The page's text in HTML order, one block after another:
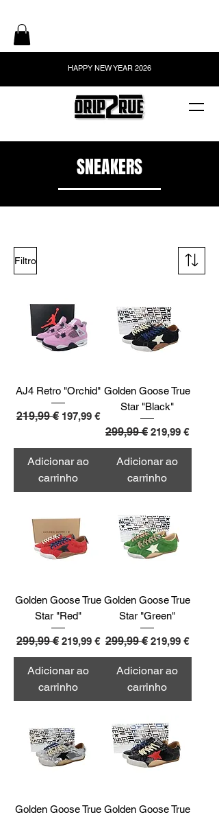
HAPPY NEW YEAR 2026
SNEAKERS
Filtro
AJ4 Retro "Orchid"
Preço normal
219,99 € Preço promocional
197,99 €
Adicionar ao
carrinho
Golden Goose True
Star "Black"
Preço normal
299,99 € Preço
219,99 €
Adicionar ao
carrinho
Golden Goose True
Star "Red"
Preço normal
299,99 € Preço promocional
219,99 €
Adicionar ao
carrinho
Golden Goose True
Star "Green"
Preço normal
299,99 € Preço
219,99 €
Adicionar ao
carrinho
Golden Goose True Golden Goose True